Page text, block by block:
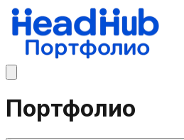
Портфолио